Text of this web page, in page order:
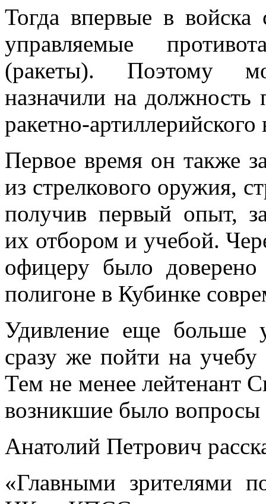
Тогда впервые в
управляемые
(ракеты). Поэтому
назначили на
ракетно-
Первое время он также
из стрелкового оружия,
получив первый опыт,
их отбором и учебой.
офицеру было
полигоне в Кубинке
Удивление еще больше
сразу же пойти на
Тем не менее лейтенант
возникшие было вопросы
Анатолий Петрович
«Главными зрителями